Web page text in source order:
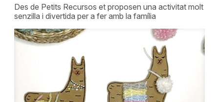
Des de Petits Recursos et proposen una activitat molt
senzilla i divertida per a fer amb la família